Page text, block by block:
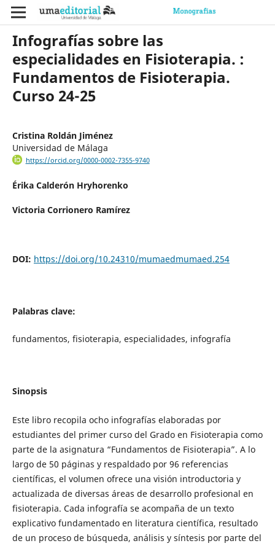
Infografías sobre las
especialidades en Fisioterapia. :
Fundamentos de Fisioterapia.
Curso 24-25
Cristina Roldán Jiménez
Universidad de Málaga
https://orcid.org/0000-0002-7355-9740
Érika Calderón Hryhorenko
Victoria Corrionero Ramírez
DOI: https://doi.org/10.24310/mumaedmumaed.254
Palabras clave:
fundamentos, fisioterapia, especialidades, infografía
Sinopsis
Este libro recopila ocho infografías elaboradas por
estudiantes del primer curso del Grado en Fisioterapia como
parte de la asignatura “Fundamentos de Fisioterapia”. A lo
largo de 50 páginas y respaldado por 96 referencias
científicas, el volumen ofrece una visión introductoria y
actualizada de diversas áreas de desarrollo profesional en
fisioterapia. Cada infografía se acompaña de un texto
explicativo fundamentado en literatura científica, resultado
de un proceso de búsqueda, análisis y síntesis por parte del